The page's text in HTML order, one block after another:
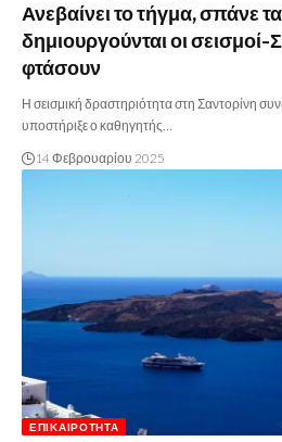
Ανεβαίνει το τήγμα, σπάνε
δημιουργούνται οι σεισμοί-
φτάσουν
Η σεισμική δραστηριότητα στη Σαντορίνη
υποστήριξε ο καθηγητής…
14 Φεβρουαρίου 2025
ΕΠΙΚΑΙΡΌΤΗΤΑ